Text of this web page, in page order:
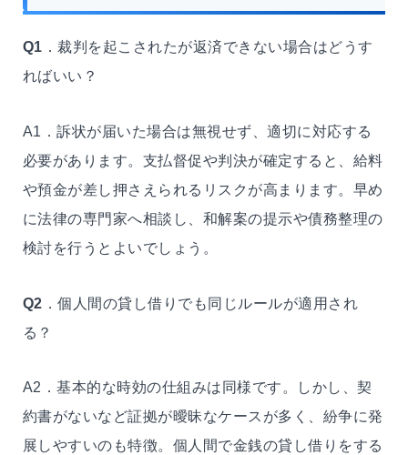
Q1 ．裁判を起こされたが返済できない場合はどうす
ればいい？
A1．訴状が届いた場合は無視せず、適切に対応する
必要があります。支払督促や判決が確定すると、給料
や預金が差し押さえられるリスクが高まります。早め
に法律の専門家へ相談し、和解案の提示や債務整理の
検討を行うとよいでしょう。
Q2 ．個人間の貸し借りでも同じルールが適用され
る？
A2．基本的な時効の仕組みは同様です。しかし、契
約書がないなど証拠が曖昧なケースが多く、紛争に発
展しやすいのも特徴。個人間で金銭の貸し借りをする